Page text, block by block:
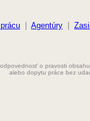
Agentúry
o pravosti
alebo dopytu práce bez